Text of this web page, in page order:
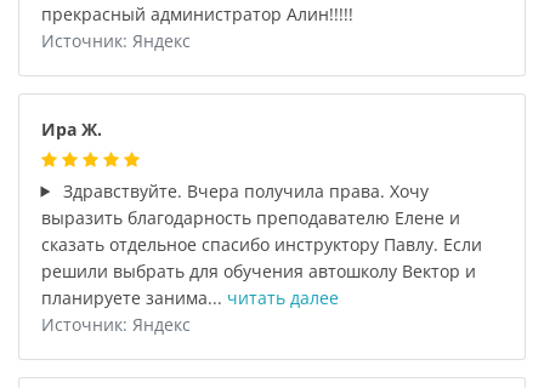
прекрасный администратор Алин!!!!!
Источник: Яндекс
Ира Ж.
Здравствуйте. Вчера получила права. Хочу
выразить благодарность преподавателю Елене и
сказать отдельное спасибо инструктору Павлу. Если
решили выбрать для обучения автошколу Вектор и
планируете занима... читать далее
Источник: Яндекс